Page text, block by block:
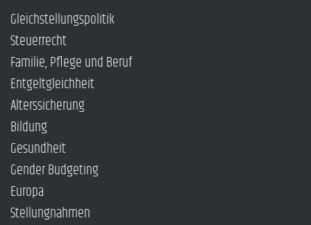
Gleichstellungspolitik
Steuerrecht
Familie, Pflege und Beruf
Entgeltgleichheit
Alterssicherung
Bildung
Gesundheit
Gender Budgeting
Europa
Stellungnahmen